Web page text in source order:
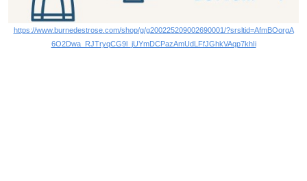
https://www.burnedestrose.com/shop/g/g200225209002690001/?srsltid=AfmBOorgA
6O2Dwa_RJTryqCG9l_jUYmDCPazAmUdLFfJGhkVAqp7khIi